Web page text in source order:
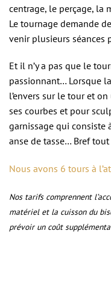
centrage, le perçage, la
Le tournage demande
venir plusieurs séances
Et il n’y a pas que le
passionnant… Lorsque
l’envers sur le tour et
ses courbes et pour
garnissage qui consiste
anse de tasse… Bref
Nous avons 6 tours à
Nos tarifs comprennent
matériel et la cuisson du
prévoir un coût